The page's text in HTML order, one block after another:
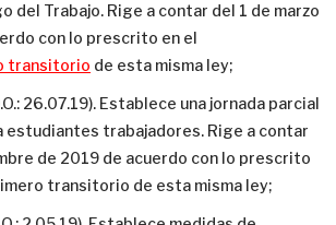
del Trabajo. Rige a contar del 1 de marzo
con lo prescrito en el
transitorio de esta misma ley;
26.07.19). Establece una jornada parcial
estudiantes trabajadores. Rige a contar
de 2019 de acuerdo con lo prescrito
transitorio de esta misma ley;